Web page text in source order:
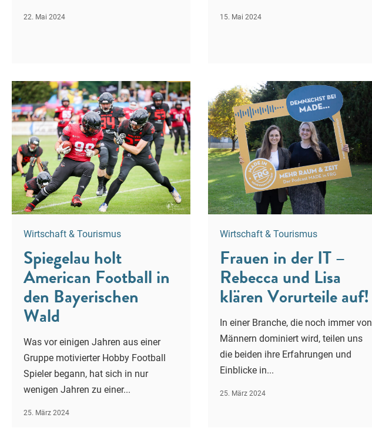
22. Mai 2024 15. Mai 2024
Wirtschaft & Tourismus
Spiegelau holt
American Football in
den Bayerischen
Wald
Was vor einigen Jahren aus einer
Gruppe motivierter Hobby Football
Spieler begann, hat sich in nur
wenigen Jahren zu einer...
25. März 2024
Wirtschaft & Tourismus
Frauen in der IT –
Rebecca und Lisa
klären Vorurteile auf!
In einer Branche, die noch immer von
Männern dominiert wird, teilen uns
die beiden ihre Erfahrungen und
Einblicke in...
25. März 2024